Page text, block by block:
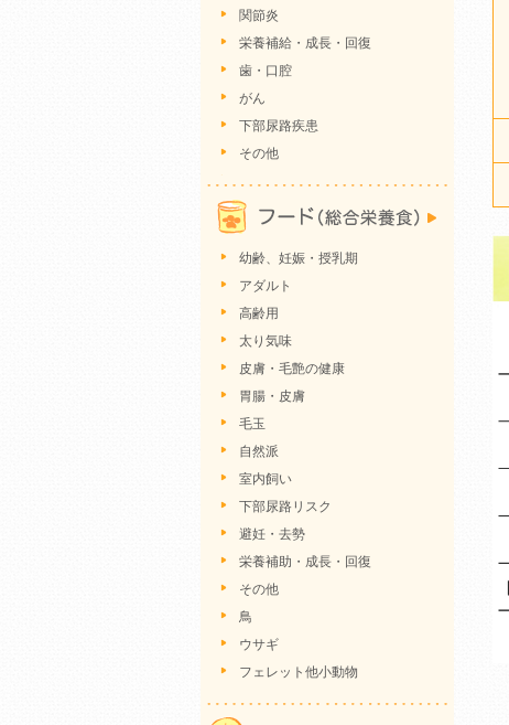
関節炎
栄養補給・成長・回復
歯・口腔
がん
下部尿路疾患
その他
幼齢、妊娠・授乳期
アダルト
高齢用
太り気味
皮膚・毛艶の健康
胃腸・皮膚
毛玉
自然派
室内飼い
下部尿路リスク
避妊・去勢
栄養補助・成長・回復
その他
鳥
ウサギ
フェレット他小動物